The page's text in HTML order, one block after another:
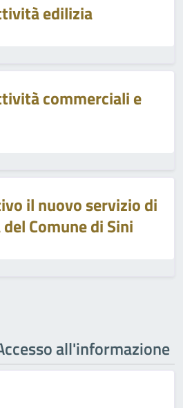
edilizia
commerciali e
il nuovo servizio di
Comune di Sini
all'informazione